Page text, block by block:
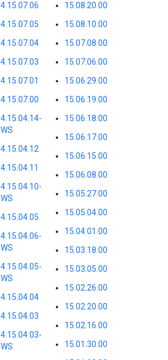
4.15.07.06
4.15.07.05
4.15.07.04
4.15.07.03
4.15.07.01
4.15.07.00
4.15.04.14-
WS
4.15.04.12
4.15.04.11
4.15.04.10-
WS
4.15.04.05
4.15.04.06-
WS
4.15.04.05-
WS
4.15.04.04
4.15.04.03
4.15.04.03-
WS
15.08.20.00
15.08.10.00
15.07.08.00
15.07.06.00
15.06.29.00
15.06.19.00
15.06.18.00
15.06.17.00
15.06.15.00
15.06.08.00
15.05.27.00
15.05.04.00
15.04.01.00
15.03.18.00
15.03.05.00
15.02.26.00
15.02.20.00
15.02.16.00
15.01.30.00